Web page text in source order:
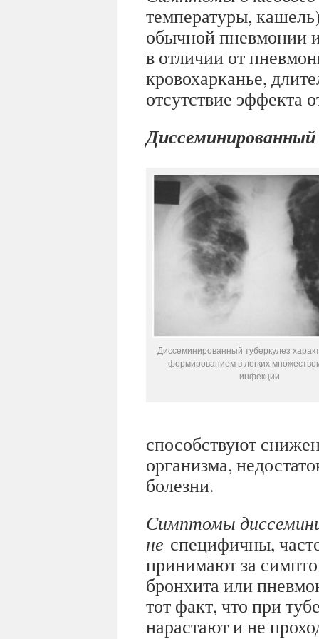
температуры,
обычной пневмонии
в отличии от
кровохарканье,
отсутствие эффекта
Диссеминированный
Диссеминированный туберкулез
формированием в легких
инфекции
способствуют
организма,
болезни.
Симптомы
не специфичны,
принимают за
бронхита или
тот факт, что при
нарастают и не